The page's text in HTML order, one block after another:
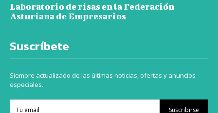
Laboratorio de risas en la Federación
Asturiana de Empresarios
Suscríbete
Siempre actualizado de las últimas noticias, ofertas y anuncios
especiales.
Suscribirse